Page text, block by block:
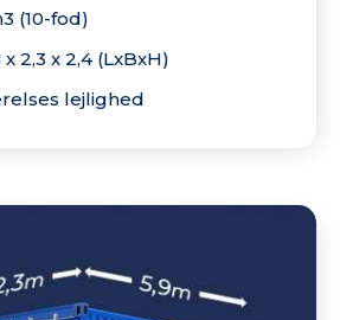
(10-fod)
2,3 x 2,4 (LxBxH)
lejlighed